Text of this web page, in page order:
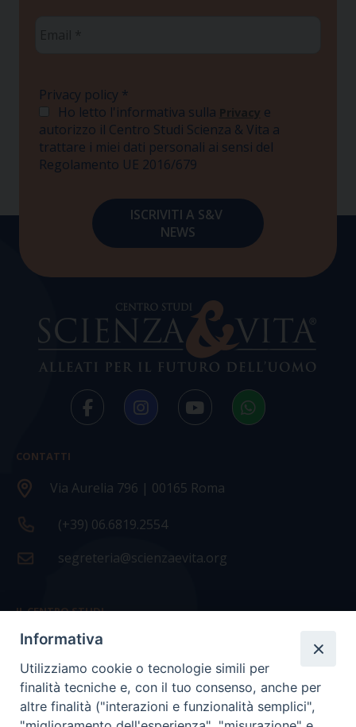
Privacy policy *
Ho letto l'informativa sulla Privacy e
autorizzo il Centro Studi Scienza & Vita a
trattare i miei dati personali ai sensi del
Regolamento UE 2016/679
CONTATTI
Via Aurelia 796 | 00165 Roma
(+39) 06.6819.2554
segreteria@scienzaevita.org
IL CENTRO STUDI
La nostra storia
Statuto
Presidenza e ufficio presidenza
Informativa
Utilizziamo cookie o tecnologie simili per
finalità tecniche e, con il tuo consenso, anche per
altre finalità ("interazioni e funzionalità semplici",